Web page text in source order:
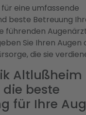
eine umfassende
beste Betreuung
führenden
Sie Ihren Augen
die sie
Altlußheim
die beste
für Ihre